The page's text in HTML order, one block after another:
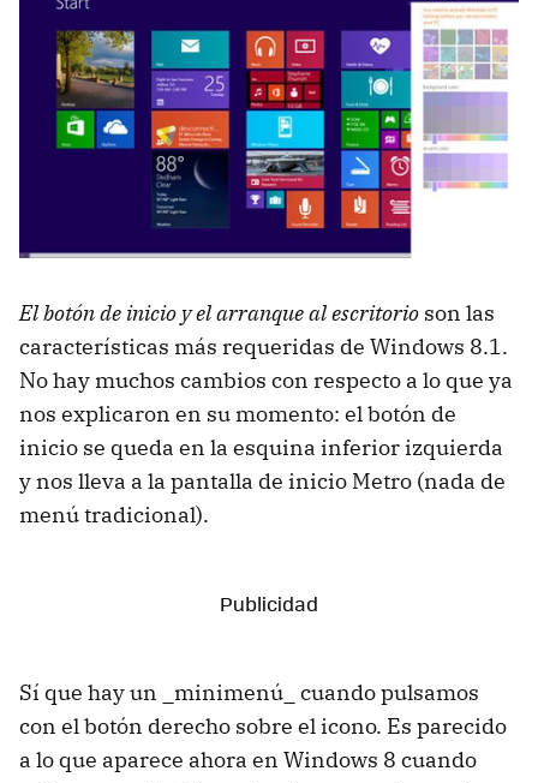
El botón de inicio y el arranque al escritorio son las
características más requeridas de Windows 8.1.
No hay muchos cambios con respecto a lo que ya
nos explicaron en su momento: el botón de
inicio se queda en la esquina inferior izquierda
y nos lleva a la pantalla de inicio Metro (nada de
menú tradicional).
Sí que hay un _minimenú_ cuando pulsamos
con el botón derecho sobre el icono. Es parecido
a lo que aparece ahora en Windows 8 cuando